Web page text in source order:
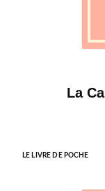
La
LE LIVRE DE POCHE